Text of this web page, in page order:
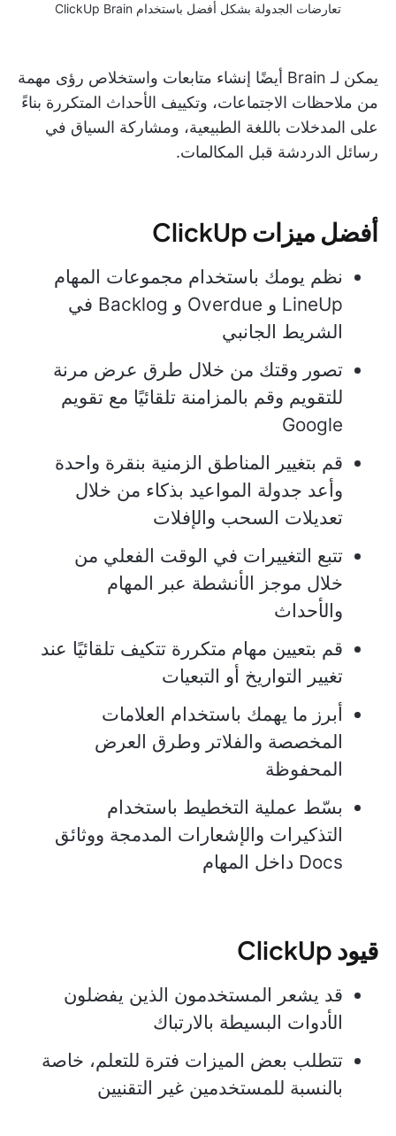
تعارضات الجدولة بشكل أفضل باستخدام ClickUp Brain
يمكن لـ Brain أيضًا إنشاء متابعات واستخلاص رؤى مهمة
من ملاحظات الاجتماعات، وتكييف الأحداث المتكررة بناءً
على المدخلات باللغة الطبيعية، ومشاركة السياق في
رسائل الدردشة قبل المكالمات.
أفضل ميزات ClickUp
نظم يومك باستخدام مجموعات المهام
LineUp و Overdue و Backlog في
الشريط الجانبي
تصور وقتك من خلال طرق عرض مرنة
للتقويم وقم بالمزامنة تلقائيًا مع تقويم
Google
قم بتغيير المناطق الزمنية بنقرة واحدة
وأعد جدولة المواعيد بذكاء من خلال
تعديلات السحب والإفلات
تتبع التغييرات في الوقت الفعلي من
خلال موجز الأنشطة عبر المهام
والأحداث
قم بتعيين مهام متكررة تتكيف تلقائيًا عند
تغيير التواريخ أو التبعيات
أبرز ما يهمك باستخدام العلامات
المخصصة والفلاتر وطرق العرض
المحفوظة
بسّط عملية التخطيط باستخدام
التذكيرات والإشعارات المدمجة ووثائق
Docs داخل المهام
قيود ClickUp
قد يشعر المستخدمون الذين يفضلون
الأدوات البسيطة بالارتباك
تتطلب بعض الميزات فترة للتعلم، خاصة
بالنسبة للمستخدمين غير التقنيين